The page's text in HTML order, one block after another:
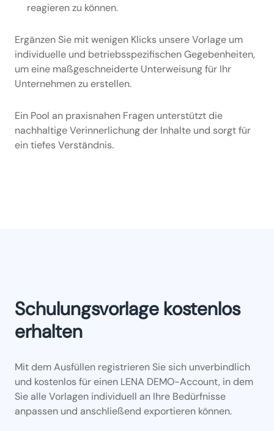
reagieren zu können.
Ergänzen Sie mit wenigen Klicks unsere Vorlage um
individuelle und betriebsspezifischen Gegebenheiten,
um eine maßgeschneiderte Unterweisung für Ihr
Unternehmen zu erstellen.
Ein Pool an praxisnahen Fragen unterstützt die
nachhaltige Verinnerlichung der Inhalte und sorgt für
ein tiefes Verständnis.
Schulungsvorlage kostenlos
erhalten
Mit dem Ausfüllen registrieren Sie sich unverbindlich
und kostenlos für einen LENA DEMO-Account, in dem
Sie alle Vorlagen individuell an Ihre Bedürfnisse
anpassen und anschließend exportieren können.